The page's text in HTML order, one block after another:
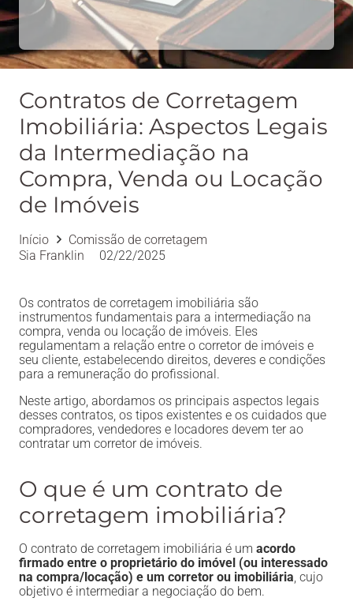
Contratos de Corretagem
Imobiliária: Aspectos Legais
da Intermediação na
Compra, Venda ou Locação
de Imóveis
Início
Comissão de corretagem
Sia Franklin
02/22/2025
Os contratos de corretagem imobiliária são
instrumentos fundamentais para a intermediação na
compra, venda ou locação de imóveis. Eles
regulamentam a relação entre o corretor de imóveis e
seu cliente, estabelecendo direitos, deveres e condições
para a remuneração do profissional.
Neste artigo, abordamos os principais aspectos legais
desses contratos, os tipos existentes e os cuidados que
compradores, vendedores e locadores devem ter ao
contratar um corretor de imóveis.
O que é um contrato de
corretagem imobiliária?
O contrato de corretagem imobiliária é um acordo
firmado entre o proprietário do imóvel (ou interessado
na compra/locação) e um corretor ou imobiliária , cujo
objetivo é intermediar a negociação do bem.